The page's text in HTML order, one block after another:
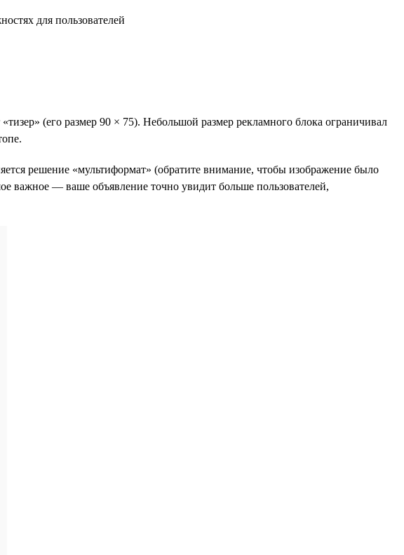
(его размер 90 × 75). Небольшой размер рекламного блока ограничивал
решение «мультиформат» (обратите внимание, чтобы изображение было
важное — ваше объявление точно увидит больше пользователей,